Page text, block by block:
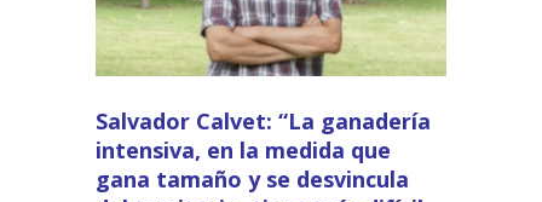
Salvador Calvet: “La ganadería
intensiva, en la medida que
gana tamaño y se desvincula